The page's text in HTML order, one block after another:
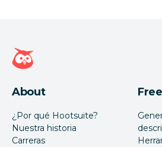
Página de inicio de Hootsuite
About
¿Por qué Hootsuite?
Nuestra historia
Carreras